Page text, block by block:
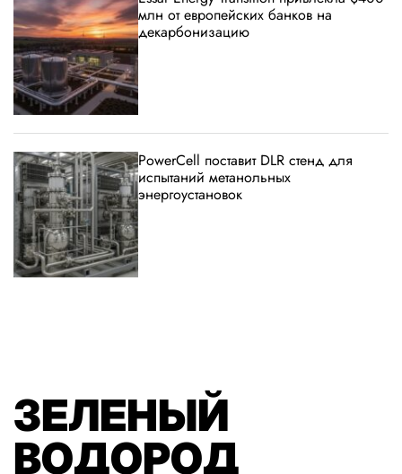
млн от европейских банков на
декарбонизацию
PowerCell поставит DLR стенд для
испытаний метанольных
энергоустановок
ЗЕЛЕНЫЙ
ВОДОРОД